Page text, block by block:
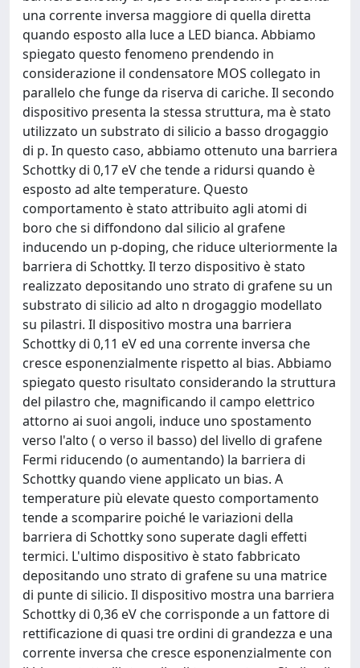
una corrente inversa maggiore di quella diretta
quando esposto alla luce a LED bianca. Abbiamo
spiegato questo fenomeno prendendo in
considerazione il condensatore MOS collegato in
parallelo che funge da riserva di cariche. Il secondo
dispositivo presenta la stessa struttura, ma è stato
utilizzato un substrato di silicio a basso drogaggio
di p. In questo caso, abbiamo ottenuto una barriera
Schottky di 0,17 eV che tende a ridursi quando è
esposto ad alte temperature. Questo
comportamento è stato attribuito agli atomi di
boro che si diffondono dal silicio al grafene
inducendo un p-doping, che riduce ulteriormente la
barriera di Schottky. Il terzo dispositivo è stato
realizzato depositando uno strato di grafene su un
substrato di silicio ad alto n drogaggio modellato
su pilastri. Il dispositivo mostra una barriera
Schottky di 0,11 eV ed una corrente inversa che
cresce esponenzialmente rispetto al bias. Abbiamo
spiegato questo risultato considerando la struttura
del pilastro che, magnificando il campo elettrico
attorno ai suoi angoli, induce uno spostamento
verso l'alto ( o verso il basso) del livello di grafene
Fermi riducendo (o aumentando) la barriera di
Schottky quando viene applicato un bias. A
temperature più elevate questo comportamento
tende a scomparire poiché le variazioni della
barriera di Schottky sono superate dagli effetti
termici. L'ultimo dispositivo è stato fabbricato
depositando uno strato di grafene su una matrice
di punte di silicio. Il dispositivo mostra una barriera
Schottky di 0,36 eV che corrisponde a un fattore di
rettificazione di quasi tre ordini di grandezza e una
corrente inversa che cresce esponenzialmente con